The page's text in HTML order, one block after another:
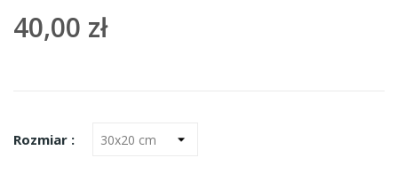
40,00 zł
Rozmiar :